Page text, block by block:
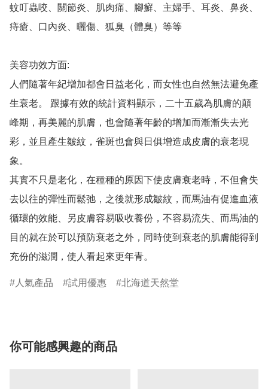
蚊叮蟲咬、關節炎、肌肉痛、腳癬、主婦手、耳炎、鼻炎、
痔瘡、口內炎、曬傷、狐臭（體臭）等等
美容功效方面:
人們隨著年紀增加都會日益老化，而女性也自然無法避免產
生衰老。 跟據有效的統計資料顯示，二十五歲為肌膚的顛
峰期，再美麗的肌膚，也會隨著年齡的增加而漸漸失去光
彩，並且產生皺紋，雀斑也會與日俱增造成皮膚的衰老現
象。
其實不只是老化，在種種的原因下使皮膚衰老時，不但會失
去以往的彈性而鬆弛，之後就形成皺紋，而馬油有促進血液
循環的效能、另皮膚容易吸收養份，不容易流失、而馬油的
目的就在於可以預防衰老之外，同時使到衰老的肌膚能得到
人氣產品 試用優惠 北海道天然堂
你可能感興趣的商品